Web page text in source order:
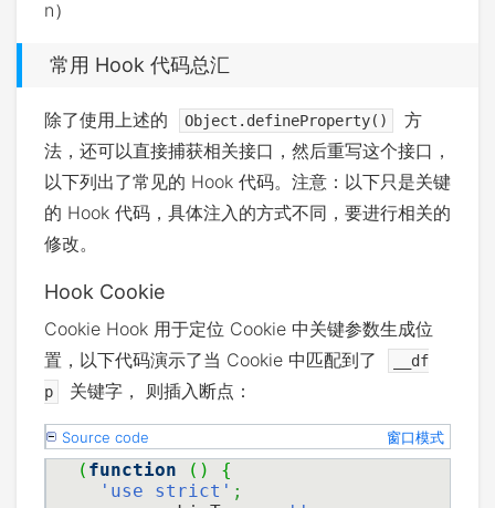
n）
常用 Hook 代码总汇
除了使用上述的 Object.defineProperty()
方
法，还可以直接捕获相关接口，然后重写这个接口，
以下列出了常见的 Hook 代码。注意：以下只是关键
的 Hook 代码，具体注入的方式不同，要进行相关的
修改。
Hook Cookie
Cookie Hook 用于定位 Cookie 中关键参数生成位
置，以下代码演示了当 Cookie 中匹配到了
__df
p
关键字， 则插入断点：
Source code 窗口模式
( function ( )
{
'use strict' ;